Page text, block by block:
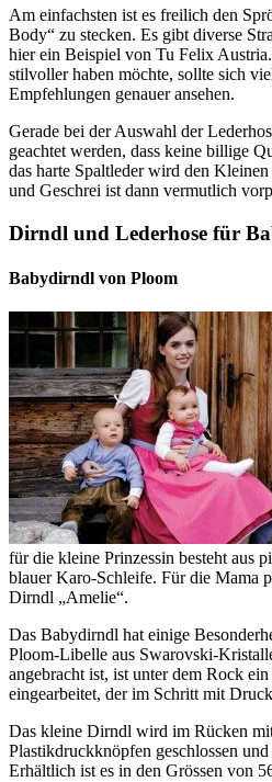
Am einfachsten ist es freilich den
Body“ zu stecken. Es gibt diverse
hier ein Beispiel von Tu Felix
stilvoller haben möchte, sollte sich
Empfehlungen genauer ansehen.
Gerade bei der Auswahl der
geachtet werden, dass keine billige
das harte Spaltleder wird den
und Geschrei ist dann vermutlich
Dirndl und Lederhose für
Babydirndl von Ploom
für die kleine Prinzessin besteht aus
blauer Karo-Schleife. Für die Mama
Dirndl „Amelie“.
Das Babydirndl hat einige
Ploom-Libelle aus Swarovski-
angebracht ist, ist unter dem Rock
eingearbeitet, der im Schritt mit
Das kleine Dirndl wird im Rücken
Plastikdruckknöpfen geschlossen
Erhältlich ist es in den Grössen von